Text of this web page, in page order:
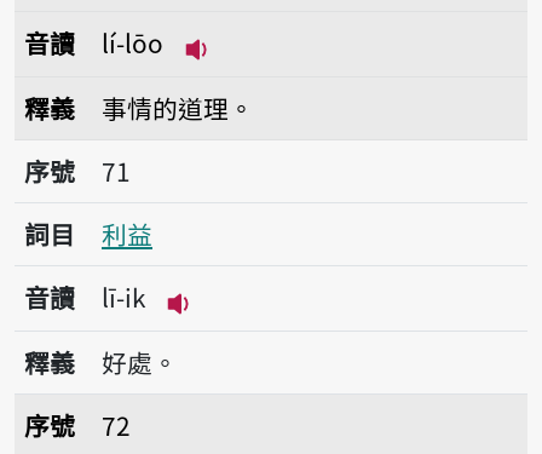
音讀
lí-lōo
釋義
事情的道理。
序號71利益
序號
71
詞目
利益
音讀
lī-ik
播放音讀lī-ik
釋義
好處。
序號72離經
序號
72